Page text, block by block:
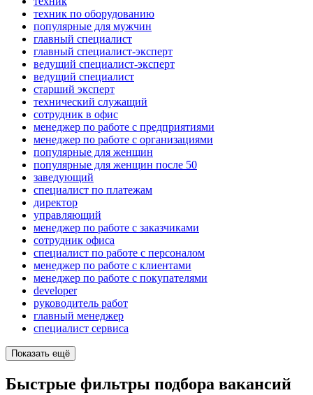
техник по оборудованию
популярные для мужчин
главный специалист
главный специалист-эксперт
ведущий специалист-эксперт
ведущий специалист
старший эксперт
технический служащий
сотрудник в офис
менеджер по работе с предприятиями
менеджер по работе с организациями
популярные для женщин
популярные для женщин после 50
заведующий
специалист по платежам
директор
управляющий
менеджер по работе с заказчиками
сотрудник офиса
специалист по работе с персоналом
менеджер по работе с клиентами
менеджер по работе с покупателями
developer
руководитель работ
главный менеджер
специалист сервиса
Показать ещё
Быстрые фильтры подбора вакансий